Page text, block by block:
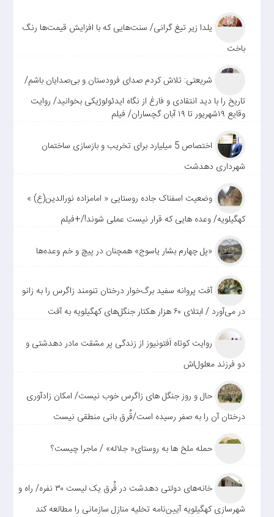
یلدا زیر تیغ گرانی/ سنت‌هایی که با افزایش قیمت‌ها رنگ
باخت
شریعتی: تلاش کردم صدای فرودستان و بی‌صدایان باشم/
تاریخ را با دید انتقادی و فارغ از نگاه ایدئولوژیکی بخوانید/ روایت
وقایع ۱۹شهریور تا ۱۹ آبان گچساران/ فیلم
اختصاص 5 میلیارد برای تخریب و بازسازی ساختمان
شهرداری دهدشت
وضعیت اسفناک جاده روستایی « امامزاده نورالدین(ع) »
کهگیلویه/ وعده هایی که قرار نیست عملی شوند!/+فیلم
«پل چهارم بشار یاسوج» همچنان در پیچ و خم وعده‌ها
آفت پروانه سفید برگ‌خوار درختان تنومند زاگرس را به زانو
در می‌آورد / ابتلای ۶۰ هزار هکتار جنگل‌های کهگیلویه به آفت
روایت کوتاه اَفتونیوز از زندگی پر مشقت مادر دهدشتی و
دو فرزند معلول‌اش
حال و روز جنگل های زاگرس خوب نیست/ امکان زادآوری
درختان آن را به صفر رسیده است/قُرق بانی منطقی نیست
حمله ملخ ها به روستای« جلاله» / ماجرا چیست؟
خانه‌های دولتی دهدشت در قُرق یک لیست ۳۰ نفره/ راه و
شهرسازی کهگیلویه آیین‌نامه تخلیه منازل سازمانی را مطالعه کند